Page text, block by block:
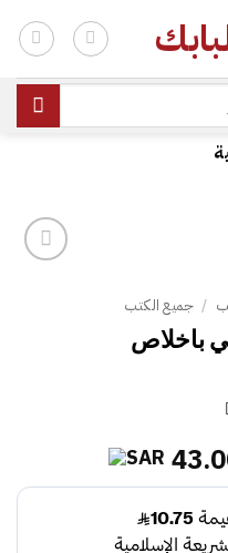
/ جميع الكتب
السعر
الحالي